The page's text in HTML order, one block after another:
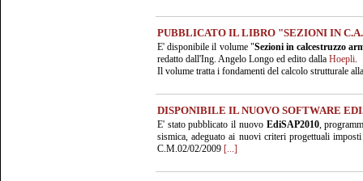
PUBBLICATO IL LIBRO "SEZIONI IN
E' disponibile il volume "Sezioni in calcestruzzo
redatto dall'Ing. Angelo Longo ed edito dalla Hoepli.
Il volume tratta i fondamenti del calcolo strutturale
DISPONIBILE IL NUOVO SOFTWARE
E' stato pubblicato il nuovo EdiSAP2010,
sismica, adeguato ai nuovi criteri progettuali
C.M.02/02/2009 [...]